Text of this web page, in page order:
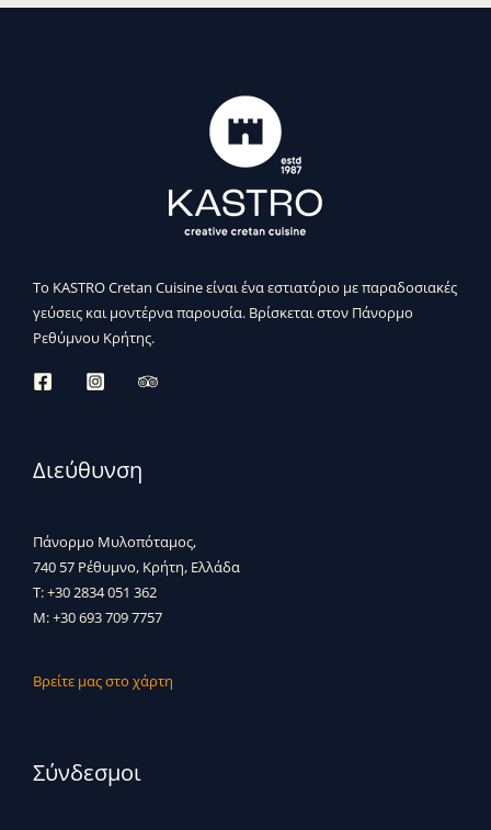
Το KASTRO Cretan Cuisine είναι ένα εστιατόριο με παραδοσιακές
γεύσεις και μοντέρνα παρουσία. Βρίσκεται στον Πάνορμο
Ρεθύμνου Κρήτης.
Διεύθυνση
Πάνορμο Μυλοπόταμος,
740 57 Ρέθυμνο, Κρήτη, Ελλάδα
T: +30 2834 051 362
M: +30 693 709 7757
Βρείτε μας στο χάρτη
Σύνδεσμοι